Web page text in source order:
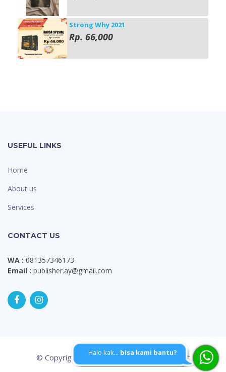
Strong Why 2021
Rp. 66,000
USEFUL LINKS
Home
About us
Services
CONTACT US
WA : 081357346173
Email : publisher.ay@gmail.com
© Copyright Aypublisher - 2020. | Dext.art
Halo kak... bisa kami bantu?